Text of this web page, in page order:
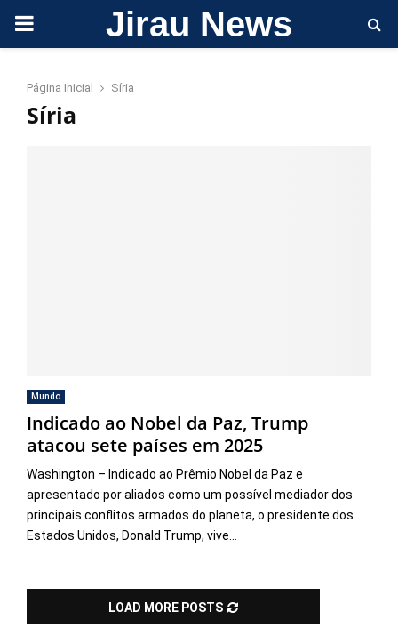
PRIMARY Jirau News
Página Inicial Síria
Síria
Mundo
Indicado ao Nobel da Paz, Trump
atacou sete países em 2025
Washington – Indicado ao Prêmio Nobel da Paz e
apresentado por aliados como um possível mediador dos
principais conflitos armados do planeta, o presidente dos
Estados Unidos, Donald Trump, vive...
LOAD MORE POSTS